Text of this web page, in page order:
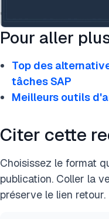
Pour aller
Top des
tâches SAP
Meilleurs outils
Citer cette
Choisissez le format
publication. Coller la
préserve le lien retour.